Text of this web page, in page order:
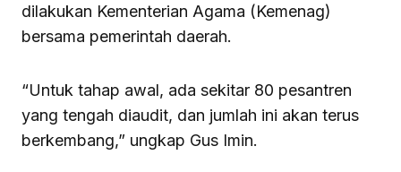
dilakukan Kementerian Agama (Kemenag)
bersama pemerintah daerah.
“Untuk tahap awal, ada sekitar 80 pesantren
yang tengah diaudit, dan jumlah ini akan terus
berkembang,” ungkap Gus Imin.